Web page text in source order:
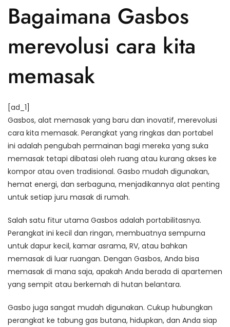
Bagaimana Gasbos
merevolusi cara kita
memasak
[ad_1]
Gasbos, alat memasak yang baru dan inovatif, merevolusi
cara kita memasak. Perangkat yang ringkas dan portabel
ini adalah pengubah permainan bagi mereka yang suka
memasak tetapi dibatasi oleh ruang atau kurang akses ke
kompor atau oven tradisional. Gasbo mudah digunakan,
hemat energi, dan serbaguna, menjadikannya alat penting
untuk setiap juru masak di rumah.
Salah satu fitur utama Gasbos adalah portabilitasnya.
Perangkat ini kecil dan ringan, membuatnya sempurna
untuk dapur kecil, kamar asrama, RV, atau bahkan
memasak di luar ruangan. Dengan Gasbos, Anda bisa
memasak di mana saja, apakah Anda berada di apartemen
yang sempit atau berkemah di hutan belantara.
Gasbo juga sangat mudah digunakan. Cukup hubungkan
perangkat ke tabung gas butana, hidupkan, dan Anda siap